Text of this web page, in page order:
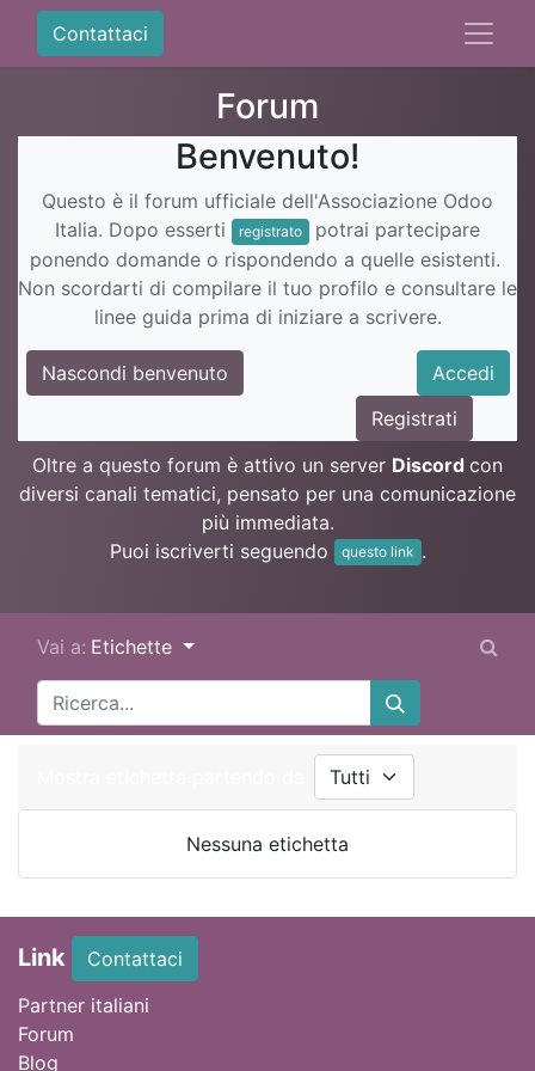
Contattaci
Forum
Benvenuto!
Questo è il forum ufficiale dell'Associazione Odoo
Italia. Dopo esserti
registrato
potrai partecipare
ponendo domande o rispondendo a quelle esistenti.
Non scordarti di compilare il tuo profilo e consultare le
linee guida prima di iniziare a scrivere.
Nascondi benvenuto
Accedi
Registrati
Oltre a questo forum è attivo un server Discord con
diversi canali tematici, pensato per una comunicazione
più immediata.
Puoi iscriverti seguendo
questo link .
Vai a: Etichette
Nessuna etichetta
Link
Contattaci
Partner italiani
Forum
Blog